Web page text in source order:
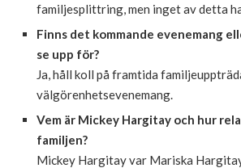
familjesplittring, men inget av detta
Finns det kommande evenemang
se upp för?
Ja, håll koll på framtida
välgörenhetsevenemang.
Vem är Mickey Hargitay och hur
familjen?
Mickey Hargitay var Mariska